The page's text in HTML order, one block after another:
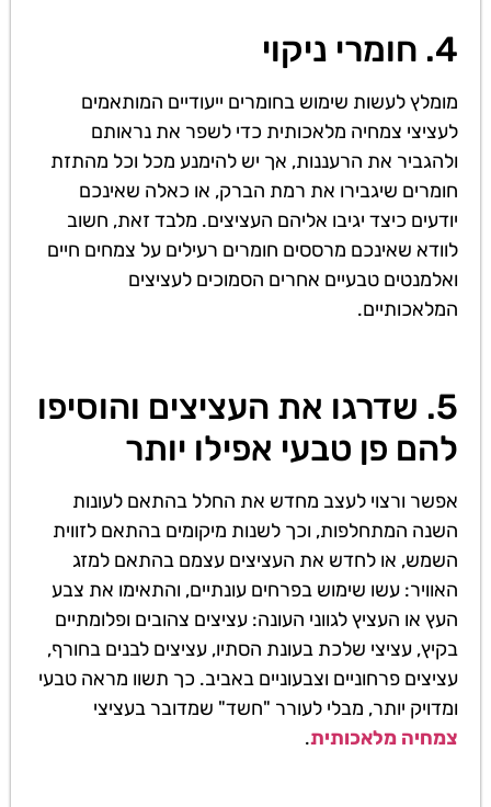
4. חומרי ניקוי
מומלץ לעשות שימוש בחומרים ייעודיים המותאמים
לעציצי צמחיה מלאכותית כדי לשפר את נראותם
ולהגביר את הרעננות, אך יש להימנע מכל וכל מהתזת
חומרים שיגבירו את רמת הברק, או כאלה שאינכם
יודעים כיצד יגיבו אליהם העציצים. מלבד זאת, חשוב
לוודא שאינכם מרססים חומרים רעילים על צמחים חיים
ואלמנטים טבעיים אחרים הסמוכים לעציצים
המלאכותיים.
5. שדרגו את העציצים והוסיפו
להם פן טבעי אפילו יותר
אפשר ורצוי לעצב מחדש את החלל בהתאם לעונות
השנה המתחלפות, וכך לשנות מיקומים בהתאם לזווית
השמש, או לחדש את העציצים עצמם בהתאם למזג
האוויר: עשו שימוש בפרחים עונתיים, והתאימו את צבע
העץ או העציץ לגווני העונה: עציצים צהובים ופלומתיים
בקיץ, עציצי שלכת בעונת הסתיו, עציצים לבנים בחורף,
עציצים פרחוניים וצבעוניים באביב. כך תשוו מראה טבעי
ומדויק יותר, מבלי לעורר "חשד" שמדובר בעציצי
צמחיה מלאכותית.